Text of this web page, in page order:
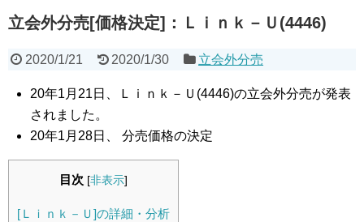
立会外分売[価格決定]：Ｌｉｎｋ－Ｕ(4446)
2020/1/21 2020/1/30 立会外分売
20年1月21日、Ｌｉｎｋ－Ｕ(4446)の立会外分売が発表
されました。
20年1月28日、 分売価格の決定
目次 [非表示]
[Ｌｉｎｋ－Ｕ]の詳細・分析